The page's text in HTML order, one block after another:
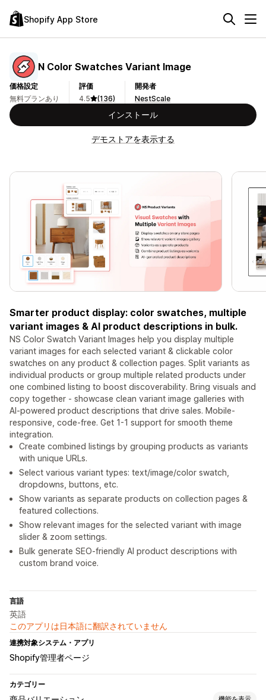
Shopify App Store
N Color Swatches Variant Image
価格設定
無料プランあり
評価
4.5
(136)
開発者
NestScale
インストール
デモストアを表示する
Smarter product display: color swatches, multiple
variant images & AI product descriptions in bulk.
NS Color Swatch Variant Images help you display multiple
variant images for each selected variant & clickable color
swatches on any product & collection pages. Split variants as
individual products or group multiple related products under
one combined listing to boost discoverability. Bring visuals and
copy together - showcase clean variant image galleries with
AI-powered product descriptions that drive sales. Mobile-
responsive, code-free. Get 1-1 support for smooth theme
integration.
Create combined listings by grouping products as variants
with unique URLs.
Select various variant types: text/image/color swatch,
dropdowns, buttons, etc.
Show variants as separate products on collection pages &
featured collections.
Show relevant images for the selected variant with image
slider & zoom settings.
Bulk generate SEO-friendly AI product descriptions with
custom brand voice.
言語
英語
このアプリは日本語に翻訳されていません
連携対象システム・アプリ
Shopify管理者ページ
カテゴリー